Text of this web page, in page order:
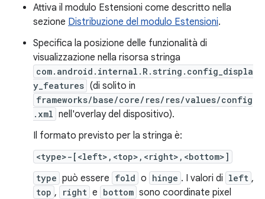
Attiva il modulo Estensioni come descritto nella
sezione Distribuzione del modulo Estensioni.
Specifica la posizione delle funzionalità di
visualizzazione nella risorsa stringa
com.android.internal.R.string.config_displa
y_features (di solito in
frameworks/base/core/res/res/values/config
.xml nell'overlay del dispositivo).
Il formato previsto per la stringa è:
<type>-[<left>,<top>,<right>,<bottom>]
type può essere fold o hinge . I valori di left ,
top , right e bottom sono coordinate pixel